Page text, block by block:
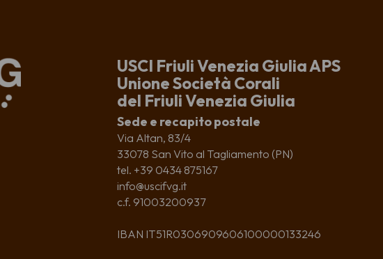
USCI Friuli Venezia Giulia APS
Unione Società Corali
del Friuli Venezia Giulia
Sede e recapito postale
Via Altan, 83/4
33078 San Vito al Tagliamento (PN)
tel. +39 0434 875167
info@uscifvg.it
c.f. 91003200937
IBAN IT51R0306909606100000133246